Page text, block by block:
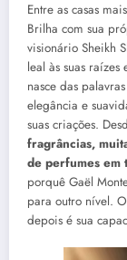
Entre as casas
Brilha com sua
visionário Sheikh
leal às suas
nasce das
elegância e
suas criações.
fragrâncias,
de perfumes em
porquê Gaël
para outro nível.
depois é sua